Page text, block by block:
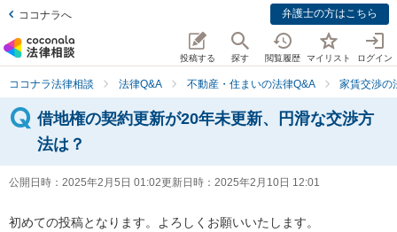
ココナラへ 弁護士の方はこちら
投稿する 探す 閲覧履歴 マイリスト ログイン
ココナラ法律相談 法律Q&A 不動産・住まいの法律Q&A 家賃交渉の
借地権の契約更新が20年未更新、円滑な交渉方
法は？
公開日時： 2025年2月5日 01:02更新日時： 2025年2月10日 12:01
初めての投稿となります。よろしくお願いいたします。